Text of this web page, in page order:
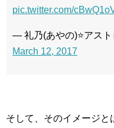
pic.twitter.com/
— 礼乃(あやの)⭐️アス
March 12, 2017
そして、そのイメージ